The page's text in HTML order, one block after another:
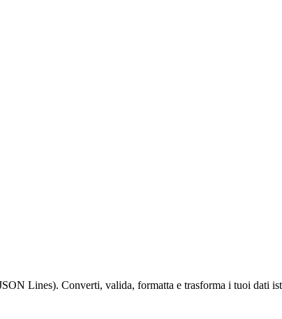
Lines). Converti, valida, formatta e trasforma i tuoi dati